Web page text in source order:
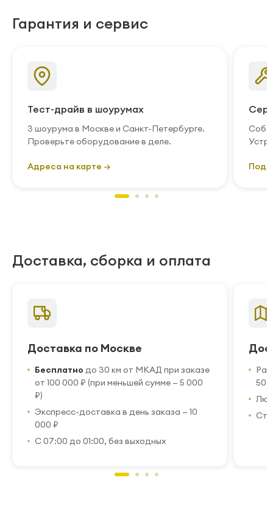
Гарантия и сервис
Тест-драйв в шоурумах
3 шоурума в Москве и Санкт-Петербурге.
Проверьте оборудование в деле.
Адреса на карте →
Доставка, сборка и оплата
Доставка по Москве
Бесплатно до 30 км от МКАД при заказе
от 100 000 ₽ (при меньшей сумме — 5 000
₽)
Экспресс-доставка в день заказа — 10
000 ₽
С 07:00 до 01:00, без выходных
50